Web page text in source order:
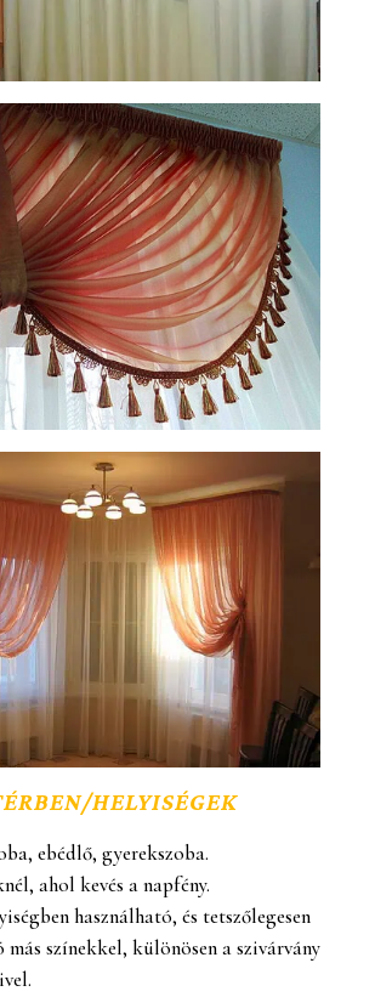
HELYISÉGEK
ebédlő, gyerekszoba.
ahol kevés a napfény.
használható, és tetszőlegesen
színekkel, különösen a szivárvány